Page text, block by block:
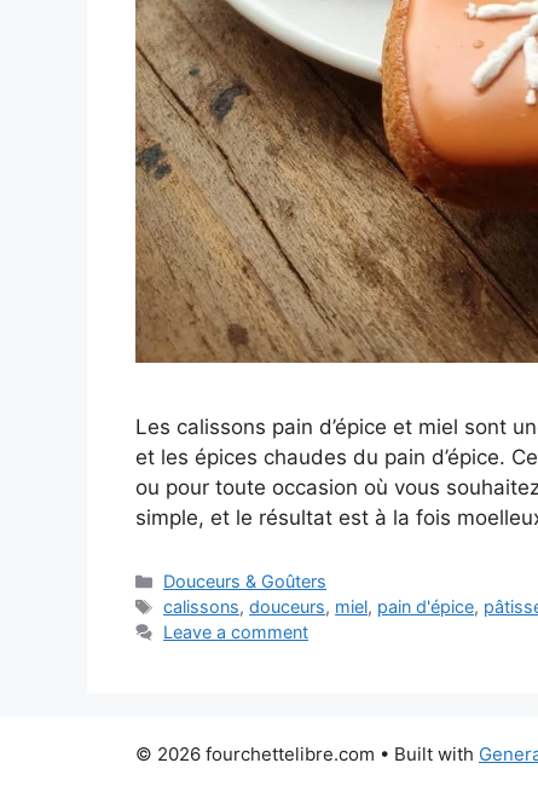
Les calissons pain d’épice et miel sont
et les épices chaudes du pain d’épice.
ou pour toute occasion où vous
simple, et le résultat est à la fois
Categories
Douceurs & Goûters
Tags
calissons,douceurs, miel, pain d'épice,
Leave a comment
© 2026 fourchettelibre.com • Built with